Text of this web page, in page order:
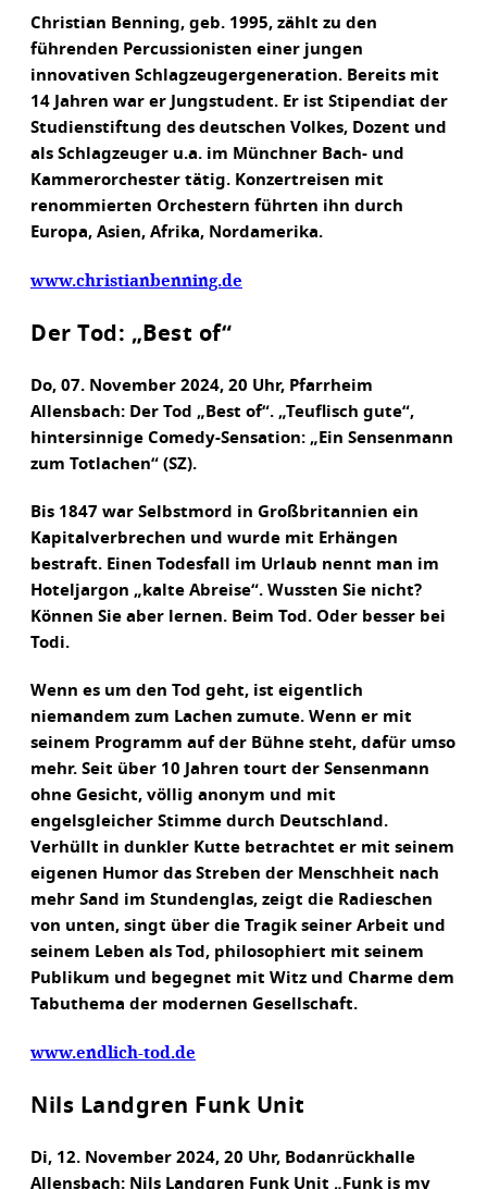
Christian Benning, geb. 1995, zählt zu den
führenden Percussionisten einer jungen
innovativen Schlagzeugergeneration. Bereits mit
14 Jahren war er Jungstudent. Er ist Stipendiat der
Studienstiftung des deutschen Volkes, Dozent und
als Schlagzeuger u.a. im Münchner Bach- und
Kammerorchester tätig. Konzertreisen mit
renommierten Orchestern führten ihn durch
Europa, Asien, Afrika, Nordamerika.
www.christianbenning.de
Der Tod: „Best of“
Do, 07. November 2024, 20 Uhr, Pfarrheim
Allensbach: Der Tod „Best of“. „Teuflisch gute“,
hintersinnige Comedy-Sensation: „Ein Sensenmann
zum Totlachen“ (SZ).
Bis 1847 war Selbstmord in Großbritannien ein
Kapitalverbrechen und wurde mit Erhängen
bestraft. Einen Todesfall im Urlaub nennt man im
Hoteljargon „kalte Abreise“. Wussten Sie nicht?
Können Sie aber lernen. Beim Tod. Oder besser bei
Todi.
Wenn es um den Tod geht, ist eigentlich
niemandem zum Lachen zumute. Wenn er mit
seinem Programm auf der Bühne steht, dafür umso
mehr. Seit über 10 Jahren tourt der Sensenmann
ohne Gesicht, völlig anonym und mit
engelsgleicher Stimme durch Deutschland.
Verhüllt in dunkler Kutte betrachtet er mit seinem
eigenen Humor das Streben der Menschheit nach
mehr Sand im Stundenglas, zeigt die Radieschen
von unten, singt über die Tragik seiner Arbeit und
seinem Leben als Tod, philosophiert mit seinem
Publikum und begegnet mit Witz und Charme dem
Tabuthema der modernen Gesellschaft.
www.endlich-tod.de
Nils Landgren Funk Unit
Di, 12. November 2024, 20 Uhr, Bodanrückhalle
Allensbach: Nils Landgren Funk Unit „Funk is my